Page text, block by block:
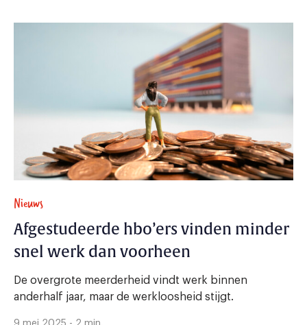
Nieuws
Afgestudeerde hbo’ers vinden minder
snel werk dan voorheen
De overgrote meerderheid vindt werk binnen
anderhalf jaar, maar de werkloosheid stijgt.